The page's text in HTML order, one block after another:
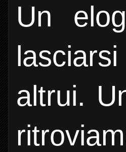
Un
altrui.